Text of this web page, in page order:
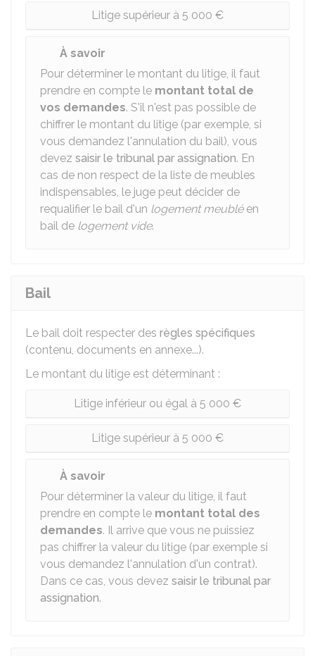
Litige supérieur à 5 000 €
À savoir
Pour déterminer le montant du litige, il faut
prendre en compte le montant total de
vos demandes. S'il n'est pas possible de
chiffrer le montant du litige (par exemple, si
vous demandez l'annulation du bail), vous
devez saisir le tribunal par assignation. En
cas de non respect de la liste de meubles
indispensables, le juge peut décider de
requalifier le bail d'un logement meubléen
bail de logement vide.
Bail
Le bail doit respecter des règles spécifiques
(contenu, documents en annexe...).
Le montant du litige est déterminant :
Litige inférieur ou égal à 5 000 €
Litige supérieur à 5 000 €
À savoir
Pour déterminer la valeur du litige, il faut
prendre en compte le montant total des
demandes. Il arrive que vous ne puissiez
pas chiffrer la valeur du litige (par exemple si
vous demandez l'annulation d'un contrat).
Dans ce cas, vous devez saisir le tribunal par
assignation.